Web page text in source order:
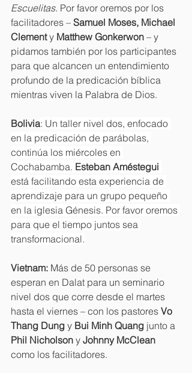
Escuelitas. Por favor oremos por los
facilitadores – Samuel Moses, Michael
Clement y Matthew Gonkerwon – y
pidamos también por los participantes
para que alcancen un entendimiento
profundo de la predicación bíblica
mientras viven la Palabra de Dios.
Bolivia: Un taller nivel dos, enfocado
en la predicación de parábolas,
continúa los miércoles en
Cochabamba. Esteban Améstegui
está facilitando esta experiencia de
aprendizaje para un grupo pequeño
en la iglesia Génesis. Por favor oremos
para que el tiempo juntos sea
transformacional.
Vietnam: Más de 50 personas se
esperan en Dalat para un seminario
nivel dos que corre desde el martes
hasta el viernes – con los pastores Vo
Thang Dung y Bui Minh Quang junto a
Phil Nicholson y Johnny McClean
como los facilitadores.